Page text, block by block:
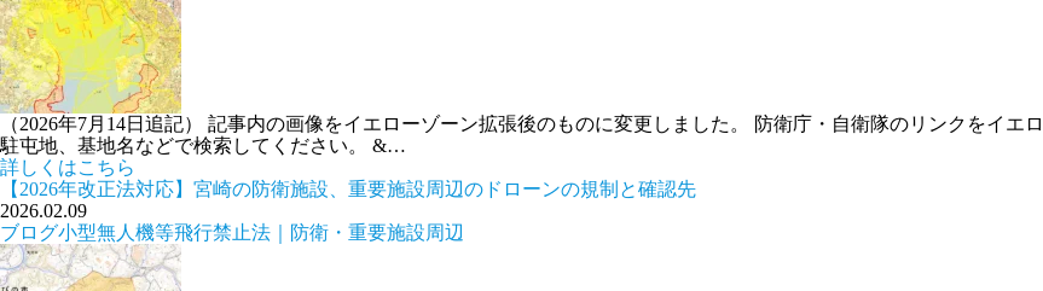
（2026年7月14日追記） 記事内の画像をイエローゾーン拡張後のものに変更しました。 防衛庁・自衛隊のリンクをイ
駐屯地、基地名などで検索してください。 &…
詳しくはこちら
【2026年改正法対応】宮崎の防衛施設、重要施設周辺のドローンの規制と確認先
2026.02.09
ブログ小型無人機等飛行禁止法｜防衛・重要施設周辺